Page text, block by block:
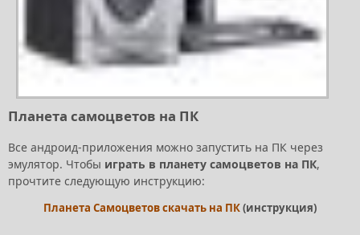
Планета самоцветов на ПК
Все андроид-приложения можно запустить на ПК через
эмулятор. Чтобы играть в планету самоцветов на ПК,
прочтите следующую инструкцию:
Планета Самоцветов скачать на ПК(инструкция)